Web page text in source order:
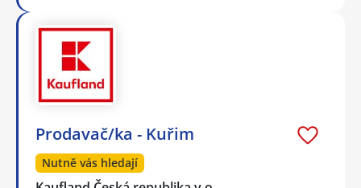
Prodavač/ka - Kuřim
Nutně vás hledají